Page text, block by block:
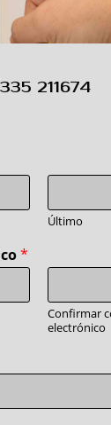
335 211674
Último
*
Confirmar
electrónico